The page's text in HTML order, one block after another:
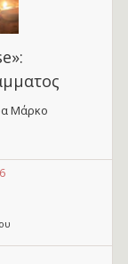
Μάρκο